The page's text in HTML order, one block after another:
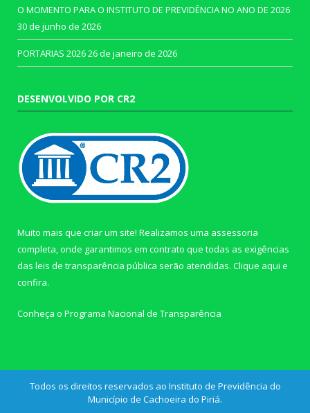
O MOMENTO PARA O INSTITUTO DE PREVIDÊNCIA NO ANO DE 2026
30 de junho de 2026
PORTARIAS 202626 de janeiro de 2026
DESENVOLVIDO POR CR2
Muito mais que criar um site! Realizamos uma assessoria
completa, onde garantimos em contrato que todas as exigências
das leis de transparência pública serão atendidas. Clique aqui e
confira.
Conheça o Programa Nacional de Transparência
Todos os direitos reservados ao Instituto de Previdência do
Município de Cachoeira do Piriá.